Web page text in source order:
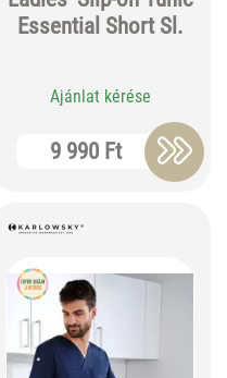
Essential Short Sl.
Ajánlat kérése
9 990 Ft